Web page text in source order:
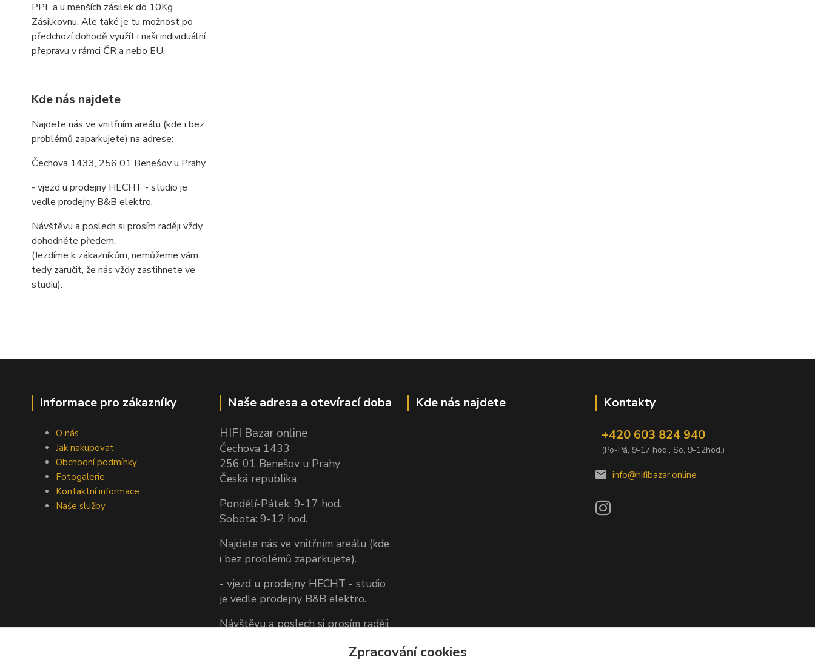
PPL a u menších zásilek do 10Kg
Zásilkovnu. Ale také je tu možnost po
předchozí dohodě využít i naši individuální
přepravu v rámci ČR a nebo EU.
Kde nás najdete
Najdete nás ve vnitřním areálu (kde i bez
problémů zaparkujete) na adrese:
Čechova 1433, 256 01 Benešov u Prahy
- vjezd u prodejny HECHT - studio je
vedle prodejny B&B elektro.
Návštěvu a poslech si prosím raději vždy
dohodněte předem.
(Jezdíme k zákazníkům, nemůžeme vám
tedy zaručit, že nás vždy zastihnete ve
studiu).
Informace pro zákazníky
O nás
Jak nakupovat
Obchodní podmínky
Fotogalerie
Kontaktní informace
Naše služby
Naše adresa a otevírací doba
HIFI Bazar online
Čechova 1433
256 01 Benešov u Prahy
Česká republika
Pondělí-Pátek: 9-17 hod.
Sobota: 9-12 hod.
Najdete nás ve vnitřním areálu (kde
i bez problémů zaparkujete).
- vjezd u prodejny HECHT - studio
je vedle prodejny B&B elektro.
Návštěvu a poslech si prosím raději
(Jezdíme k zákazníkům, nemůžeme
Kde nás najdete
Kontakty
+420 603 824 940
(Po-Pá, 9-17 hod., So, 9-12hod.)
info@hifibazar.online
Zpracování cookies